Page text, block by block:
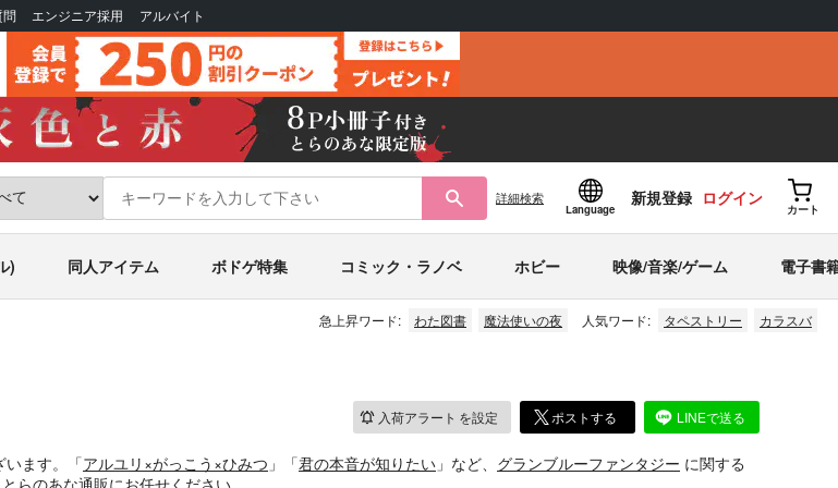
問 エンジニア採用 アルバイト
詳細検索
Language
新規登録 ログイン
カート
) 同人アイテム ボドゲ特集 コミック・ラノベ ホビー 映像/音楽/ゲーム 電子書
急上昇ワード: わた図書 魔法使いの夜 人気ワード: タペストリー カラスバ
入荷アラート を設定 ポストする LINEで送る
います。「アルユリ×がっこう×ひみつ 」「君の本音が知りたい 」など、 グランブルーファンタジー に関する
らのあな通販にお任せください。